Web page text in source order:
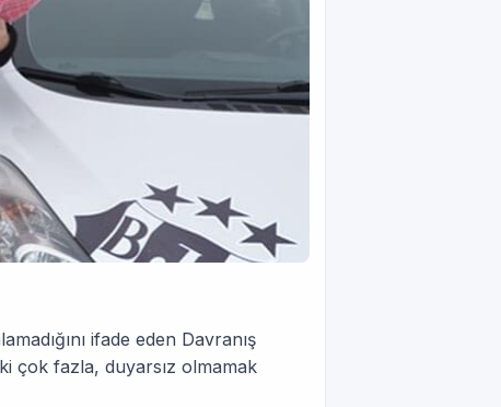
ifade eden Davranış
çok fazla, duyarsız olmamak